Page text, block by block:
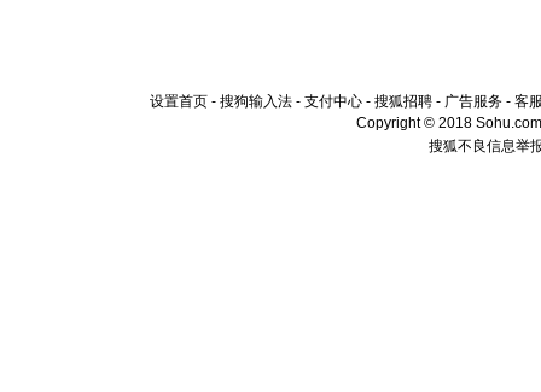
设置首页 - 搜狗输入法 - 支付中心 - 搜狐招聘 - 广告服务 - 客
Copyright © 2018
搜狐不良信息举